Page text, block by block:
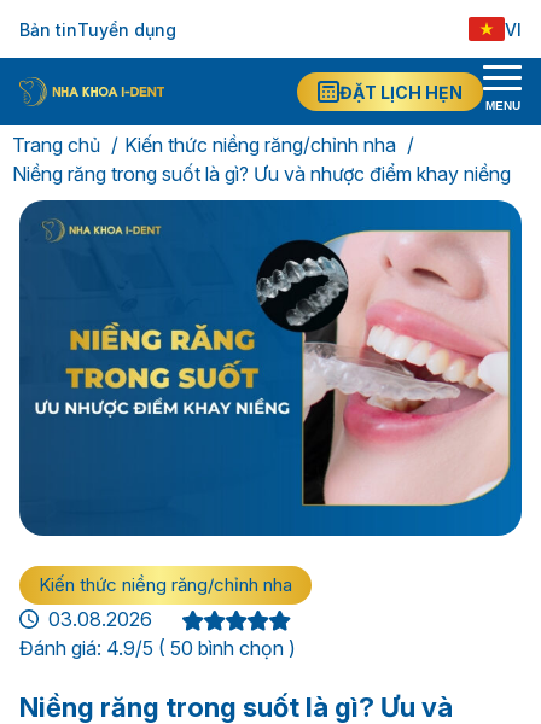
Bản tinTuyển dụng VI
ĐẶT LỊCH HẸN
MENU
Trang chủ
Kiến thức niềng răng/chỉnh nha
Niềng răng trong suốt là gì? Ưu và nhược điểm khay niềng
Kiến thức niềng răng/chỉnh nha
03.08.2026
Đánh giá: 4.9/5 ( 50 bình chọn )
Niềng răng trong suốt là gì? Ưu và